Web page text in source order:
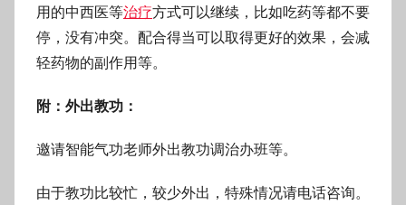
用的中西医等治疗方式可以继续，比如吃药等都不要
停，没有冲突。配合得当可以取得更好的效果，会减
轻药物的副作用等。
附：外出教功：
邀请智能气功老师外出教功调治办班等。
由于教功比较忙，较少外出，特殊情况请电话咨询。